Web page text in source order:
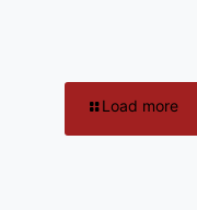
Load more